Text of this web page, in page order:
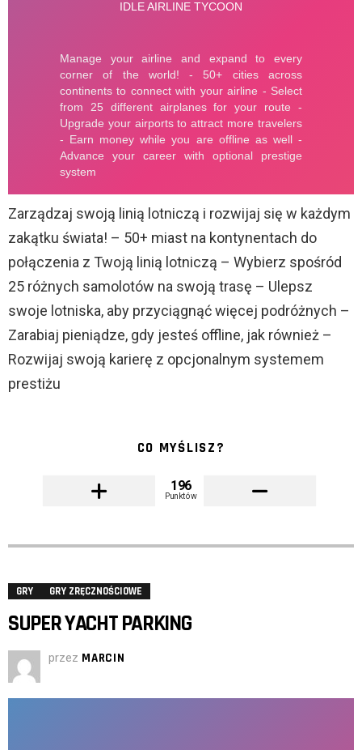
Zarządzaj swoją linią lotniczą i rozwijaj się w każdym
zakątku świata! – 50+ miast na kontynentach do
połączenia z Twoją linią lotniczą – Wybierz spośród
25 różnych samolotów na swoją trasę – Ulepsz
swoje lotniska, aby przyciągnąć więcej podróżnych –
Zarabiaj pieniądze, gdy jesteś offline, jak również –
Rozwijaj swoją karierę z opcjonalnym systemem
prestiżu
CO MYŚLISZ?
196
Punktów
GRY GRY ZRĘCZNOŚCIOWE
SUPER YACHT PARKING
przez MARCIN